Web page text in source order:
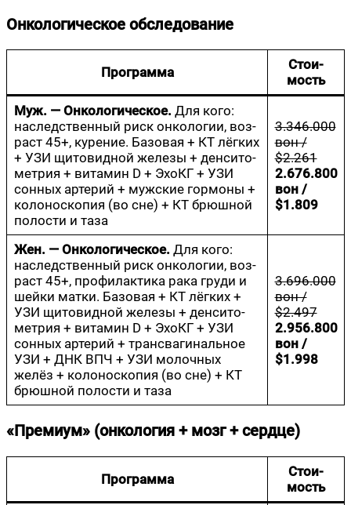
Онкологическое обследование
Про­грам­ма
Сто­и­
мость
Муж. — Онко­ло­ги­че­ское.Для кого:
наслед­ствен­ный риск онко­ло­гии, воз­
раст 45+, куре­ние. Базо­вая + КТ лёг­ких
+ УЗИ щито­вид­ной желе­зы + ден­си­то­
мет­рия + вита­мин D + Эхо­КГ + УЗИ
сон­ных арте­рий + муж­ские гор­мо­ны +
коло­но­ско­пия (во сне) + КТ брюш­ной
поло­сти и таза
3.346.000
вон /
$2.261
2.676.800
вон /
$1.809
Жен. — Онко­ло­ги­че­ское.Для кого:
наслед­ствен­ный риск онко­ло­гии, воз­
раст 45+, про­фи­лак­ти­ка рака гру­ди и
шей­ки мат­ки. Базо­вая + КТ лёг­ких +
УЗИ щито­вид­ной желе­зы + ден­си­то­
мет­рия + вита­мин D + Эхо­КГ + УЗИ
сон­ных арте­рий + транс­ва­ги­наль­ное
УЗИ + ДНК ВПЧ + УЗИ молоч­ных
желёз + коло­но­ско­пия (во сне) + КТ
брюш­ной поло­сти и таза
3.696.000
вон /
$2.497
2.956.800
вон /
$1.998
«Премиум» (онкология + мозг + сердце)
Про­грам­ма
Сто­и­
мость